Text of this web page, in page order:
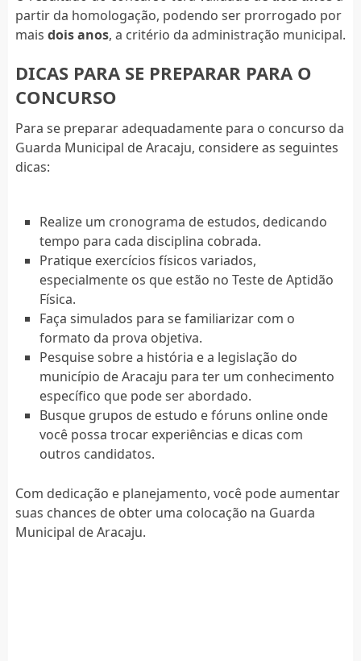
partir da homologação, podendo ser prorrogado por
mais dois anos, a critério da administração municipal.
DICAS PARA SE PREPARAR PARA O
CONCURSO
Para se preparar adequadamente para o concurso da
Guarda Municipal de Aracaju, considere as seguintes
dicas:
Realize um cronograma de estudos, dedicando
tempo para cada disciplina cobrada.
Pratique exercícios físicos variados,
especialmente os que estão no Teste de Aptidão
Física.
Faça simulados para se familiarizar com o
formato da prova objetiva.
Pesquise sobre a história e a legislação do
município de Aracaju para ter um conhecimento
específico que pode ser abordado.
Busque grupos de estudo e fóruns online onde
você possa trocar experiências e dicas com
outros candidatos.
Com dedicação e planejamento, você pode aumentar
suas chances de obter uma colocação na Guarda
Municipal de Aracaju.